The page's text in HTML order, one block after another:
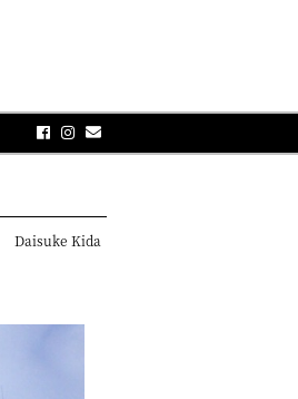
Daisuke Kida